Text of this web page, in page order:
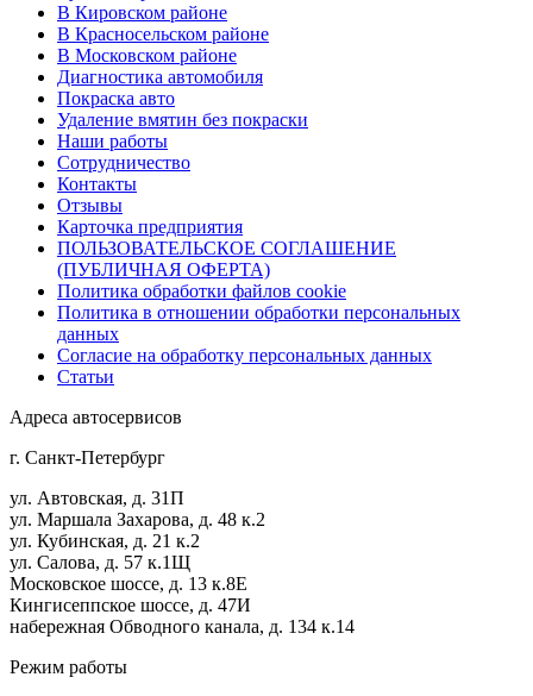
В Кировском районе
В Красносельском районе
В Московском районе
Диагностика автомобиля
Покраска авто
Удаление вмятин без покраски
Наши работы
Cотрудничество
Контакты
Отзывы
Карточка предприятия
ПОЛЬЗОВАТЕЛЬСКОЕ СОГЛАШЕНИЕ
(ПУБЛИЧНАЯ ОФЕРТА)
Политика обработки файлов cookie
Политика в отношении обработки персональных
данных
Согласие на обработку персональных данных
Статьи
Адреса автосервисов
г. Санкт-Петербург
ул. Автовская, д. 31П
ул. Маршала Захарова, д. 48 к.2
ул. Кубинская, д. 21 к.2
ул. Салова, д. 57 к.1Щ
Московское шоссе, д. 13 к.8Е
Кингисеппское шоссе, д. 47И
набережная Обводного канала, д. 134 к.14
Режим работы